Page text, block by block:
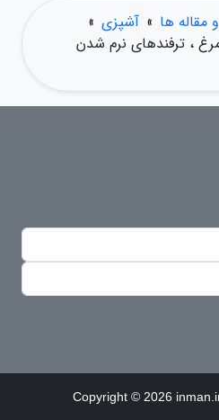
مقاله ها » آشپزی »
، ترفندهای نرم شدن
Copyright © 2026